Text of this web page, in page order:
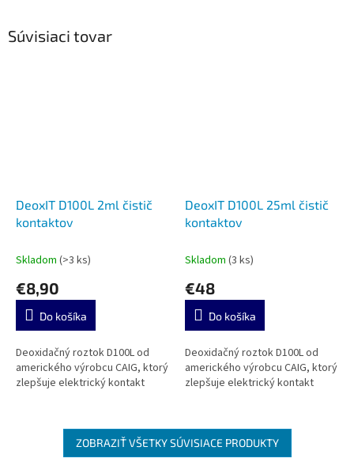
Súvisiaci tovar
DeoxIT D100L 2ml čistič
kontaktov
Skladom (>3 ks)
€8,90
Do košíka
Deoxidačný roztok D100L od
amerického výrobcu CAIG, ktorý
zlepšuje elektrický kontakt
DeoxIT D100L 25ml čistič
kontaktov
Skladom (3 ks)
€48
Do košíka
Deoxidačný roztok D100L od
amerického výrobcu CAIG, ktorý
zlepšuje elektrický kontakt
ZOBRAZIŤ VŠETKY SÚVISIACE PRODUKTY